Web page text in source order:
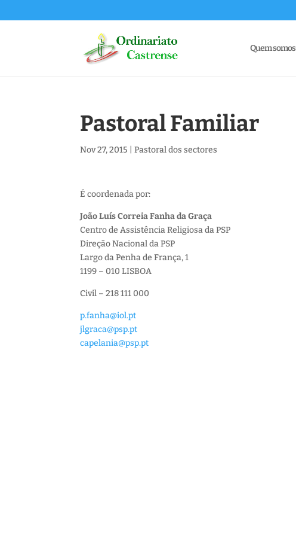
Quem somos
Pastoral Familiar
Nov 27, 2015 |Pastoral dos sectores
É coordenada por:
João Luís Correia Fanha da Graça
Centro de Assistência Religiosa da PSP
Direção Nacional da PSP
Largo da Penha de França, 1
1199 – 010 LISBOA
Civil – 218 111 000
p.fanha@iol.pt
jlgraca@psp.pt
capelania@psp.pt